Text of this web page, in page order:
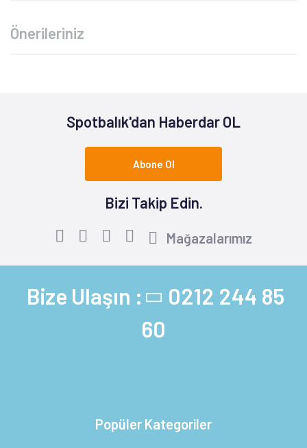
Önerileriniz
Spotbalık'dan Haberdar OL
Abone Ol
Bizi Takip Edin.
Mağazalarımız
Bize Ulaşın : 0212 244 85
60
Popüler Kategoriler